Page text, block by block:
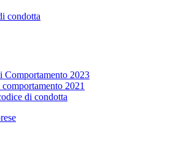
condotta
Comportamento 2023
2021
di condotta